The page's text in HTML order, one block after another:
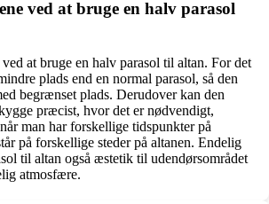
ved at bruge en halv parasol
at bruge en halv parasol til altan. For det
plads end en normal parasol, så den
begrænset plads. Derudover kan den
præcist, hvor det er nødvendigt,
man har forskellige tidspunkter på
på forskellige steder på altanen. Endelig
til altan også æstetik til udendørsområdet
atmosfære.